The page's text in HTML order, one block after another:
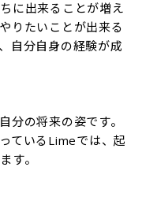
に出来ることが増え
りたいことが出来る
自分自身の経験が成
分の将来の姿です。
ているLimeでは、起
す。